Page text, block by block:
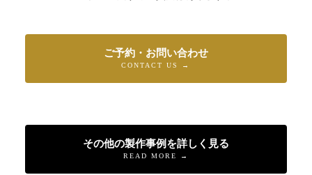
ご予約・お問い合わせ
CONTACT US →
その他の製作事例を詳しく見る
READ MORE →
来店予約・問い合わせ